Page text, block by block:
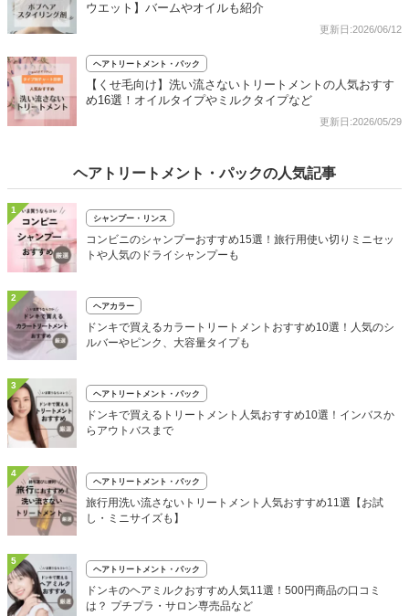
ウエット】バームやオイルも紹介
更新日:2026/06/12
ヘアトリートメント・パック
【くせ毛向け】洗い流さないトリートメントの人気おすす
め16選！オイルタイプやミルクタイプなど
更新日:2026/05/29
ヘアトリートメント・パックの人気記事
1
シャンプー・リンス
コンビニのシャンプーおすすめ15選！旅行用使い切りミニセッ
トや人気のドライシャンプーも
2
ヘアカラー
ドンキで買えるカラートリートメントおすすめ10選！人気のシ
ルバーやピンク、大容量タイプも
3
ヘアトリートメント・パック
ドンキで買えるトリートメント人気おすすめ10選！インバスか
らアウトバスまで
4
ヘアトリートメント・パック
旅行用洗い流さないトリートメント人気おすすめ11選【お試
し・ミニサイズも】
5
ヘアトリートメント・パック
ドンキのヘアミルクおすすめ人気11選！500円商品の口コミ
は？ プチプラ・サロン専売品など